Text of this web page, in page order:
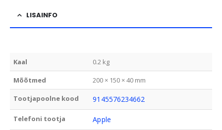
LISAINFO
Kaal 0.2 kg
Mõõtmed 200 × 150 × 40 mm
Tootjapoolne kood 9145576234662
Telefoni tootja Apple